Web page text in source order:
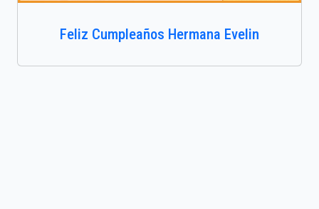
Feliz Cumpleaños Hermana Evelin